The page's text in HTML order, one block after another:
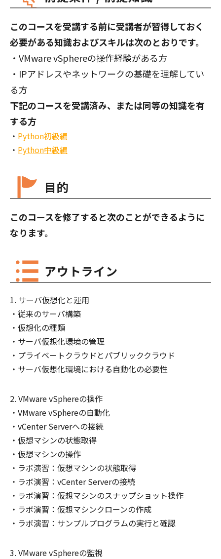
このコースを受講する前に受講者が習得しておく
必要がある知識およびスキルは次のとおりです。
・VMware vSphereの操作経験がある方
・IPアドレスやネットワークの基礎を理解してい
る方
下記のコースを受講済み、または同等の知識を有
する方
Python初級編
Python中級編
目的
このコースを修了すると次のことができるように
なります。
アウトライン
サーバ仮想化と運用
従来のサーバ構築
仮想化の種類
サーバ仮想化環境の管理
プライベートクラウドとパブリッククラウド
サーバ仮想化環境における自動化の必要性
VMware vSphereの操作
VMware vSphereの自動化
vCenter Serverへの接続
仮想マシンの状態取得
仮想マシンの操作
ラボ演習：仮想マシンの状態取得
ラボ演習：vCenter Serverの接続
ラボ演習：仮想マシンのスナップショット操作
ラボ演習：仮想マシンクローンの作成
ラボ演習：サンプルプログラムの実行と確認
VMware vSphereの監視